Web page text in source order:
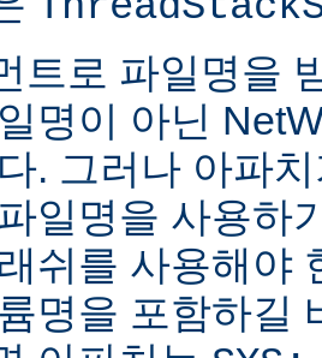
트로 파일명을
명이 아닌
. 그러나 아파
일명을 사용하
쉬를 사용해야
명을 포함하길